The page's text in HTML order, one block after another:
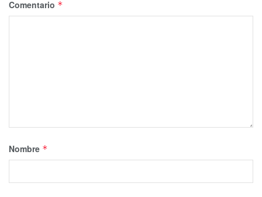
Comentario *
Nombre *